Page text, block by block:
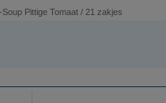
Pittige Tomaat / 21 zakjes